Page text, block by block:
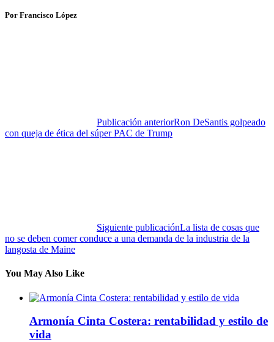
Por Francisco López
Publicación anteriorRon DeSantis golpeado
con queja de ética del súper PAC de Trump
Siguiente publicaciónLa lista de cosas que
no se deben comer conduce a una demanda de la industria de la
langosta de Maine
You May Also Like
Armonía Cinta Costera: rentabilidad y estilo de
vida